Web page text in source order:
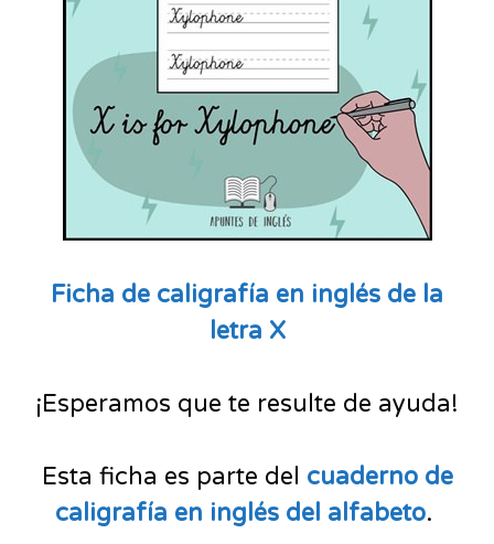
Ficha de caligrafía en inglés de la
letra X
¡Esperamos que te resulte de ayuda!
Esta ficha es parte del cuaderno de
caligrafía en inglés del alfabeto.